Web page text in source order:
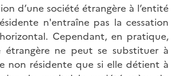
d’une société étrangère à l’entité
n'entraîne pas la cessation
Cependant, en pratique,
étrangère ne peut se substituer à
non résidente que si elle détient à